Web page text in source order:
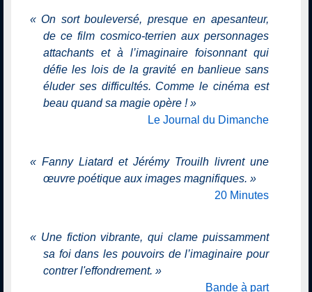
«On sort bouleversé, presque en apesanteur,
de ce film cosmico-terrien aux personnages
attachants et à l’imaginaire foisonnant qui
défie les lois de la gravité en banlieue sans
éluder ses difficultés. Comme le cinéma est
beau quand sa magie opère !»
Le Journal du Dimanche
« Fanny Liatard et Jérémy Trouilh livrent une
œuvre poétique aux images magnifiques. »
20 Minutes
« Une fiction vibrante, qui clame puissamment
sa foi dans les pouvoirs de l’imaginaire pour
contrer l'effondrement. »
Bande à part